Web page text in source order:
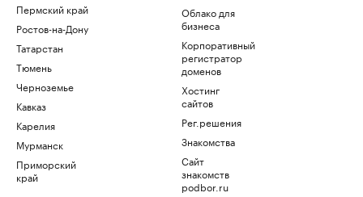
Пермский край
Ростов-на-Дону
Татарстан
Тюмень
Черноземье
Кавказ
Карелия
Мурманск
Приморский
край
Облако для
бизнеса
Корпоративный
регистратор
доменов
Хостинг
сайтов
Рег.решения
Знакомства
Сайт
знакомств
podbor.ru